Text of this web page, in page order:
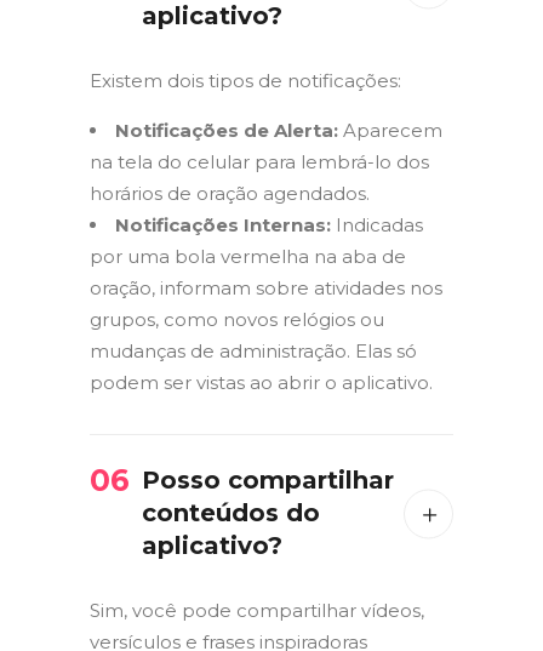
aplicativo?
Existem dois tipos de notificações:
Notificações de Alerta: Aparecem
na tela do celular para lembrá-lo dos
horários de oração agendados.
Notificações Internas: Indicadas
por uma bola vermelha na aba de
oração, informam sobre atividades nos
grupos, como novos relógios ou
mudanças de administração. Elas só
podem ser vistas ao abrir o aplicativo.
06 Posso compartilhar
conteúdos do
aplicativo?
Sim, você pode compartilhar vídeos,
versículos e frases inspiradoras